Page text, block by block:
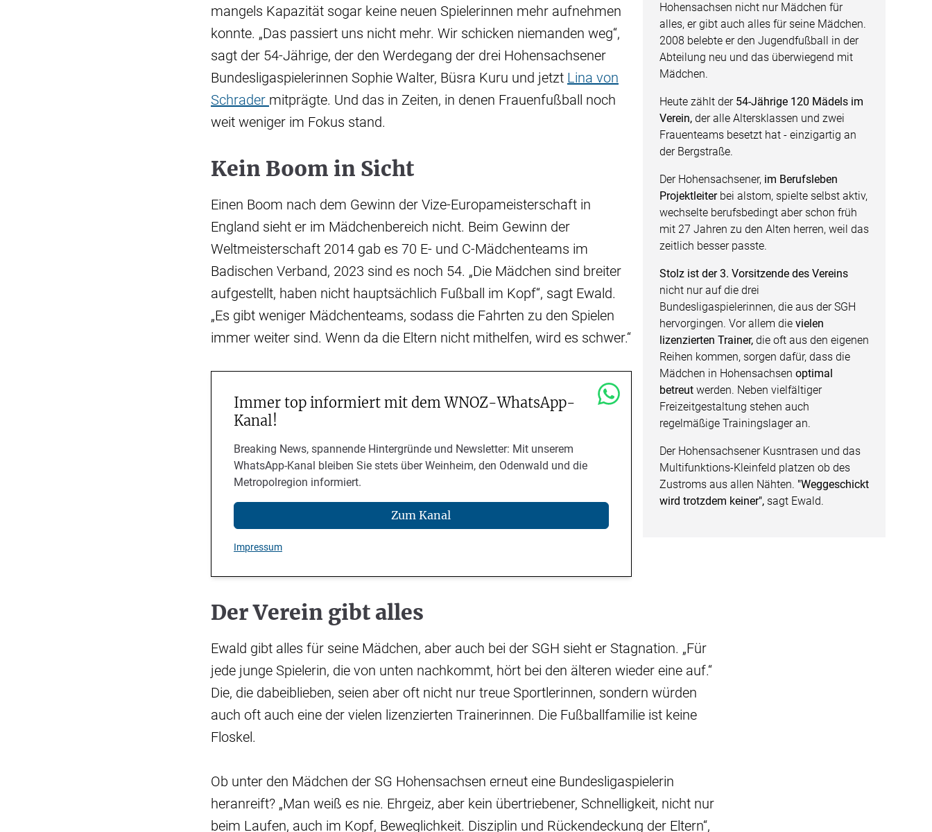
Hohensachsen nicht nur Mädchen für
alles, er gibt auch alles für seine Mädchen.
2008 belebte er den Jugendfußball in der
Abteilung neu und das überwiegend mit
Mädchen.
Heute zählt der 54-Jährige 120 Mädels im
Verein,der alle Altersklassen und zwei
Frauenteams besetzt hat - einzigartig an
der Bergstraße.
Der Hohensachsener, im Berufsleben
Projektleiterbei alstom, spielte selbst aktiv,
wechselte berufsbedingt aber schon früh
mit 27 Jahren zu den Alten herren, weil das
zeitlich besser passte.
Stolz ist der 3. Vorsitzende des Vereins
nicht nur auf die drei
Bundesligaspielerinnen, die aus der SGH
hervorgingen. Vor allem dievielen
lizenzierten Trainer, die oft aus den eigenen
Reihen kommen, sorgen dafür, dass die
Mädchen in Hohensachsen optimal
betreutwerden. Neben vielfältiger
Freizeitgestaltung stehen auch
regelmäßige Trainingslager an.
Der Hohensachsener Kusntrasen und das
Multifunktions-Kleinfeld platzen ob des
Zustroms aus allen Nähten. "Weggeschickt
wird trotzdem keiner", sagt Ewald.
mangels Kapazität sogar keine neuen Spielerinnen mehr aufnehmen
konnte. „Das passiert uns nicht mehr. Wir schicken niemanden weg“,
sagt der 54-Jährige, der den Werdegang der drei Hohensachsener
Bundesligaspielerinnen Sophie Walter, Büsra Kuru und jetzt Lina von
Schrader mitprägte. Und das in Zeiten, in denen Frauenfußball noch
weit weniger im Fokus stand.
Kein Boom in Sicht
Einen Boom nach dem Gewinn der Vize-Europameisterschaft in
England sieht er im Mädchenbereich nicht. Beim Gewinn der
Weltmeisterschaft 2014 gab es 70 E- und C-Mädchenteams im
Badischen Verband, 2023 sind es noch 54. „Die Mädchen sind breiter
aufgestellt, haben nicht hauptsächlich Fußball im Kopf“, sagt Ewald.
„Es gibt weniger Mädchenteams, sodass die Fahrten zu den Spielen
immer weiter sind. Wenn da die Eltern nicht mithelfen, wird es schwer.“
Immer top informiert mit dem WNOZ-WhatsApp-
Kanal!
Breaking News, spannende Hintergründe und Newsletter: Mit unserem
WhatsApp-Kanal bleiben Sie stets über Weinheim, den Odenwald und die
Metropolregion informiert.
Zum Kanal
Impressum
Der Verein gibt alles
Ewald gibt alles für seine Mädchen, aber auch bei der SGH sieht er Stagnation. „Für
jede junge Spielerin, die von unten nachkommt, hört bei den älteren wieder eine auf.“
Die, die dabeiblieben, seien aber oft nicht nur treue Sportlerinnen, sondern würden
auch oft auch eine der vielen lizenzierten Trainerinnen. Die Fußballfamilie ist keine
Floskel.
Ob unter den Mädchen der SG Hohensachsen erneut eine Bundesligaspielerin
heranreift? „Man weiß es nie. Ehrgeiz, aber kein übertriebener, Schnelligkeit, nicht nur
beim Laufen, auch im Kopf, Beweglichkeit. Disziplin und Rückendeckung der Eltern“,